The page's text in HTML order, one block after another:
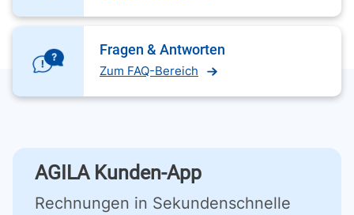
Fragen & Antworten
Zum FAQ-Bereich
AGILA Kunden-App
Rechnungen in Sekundenschnelle